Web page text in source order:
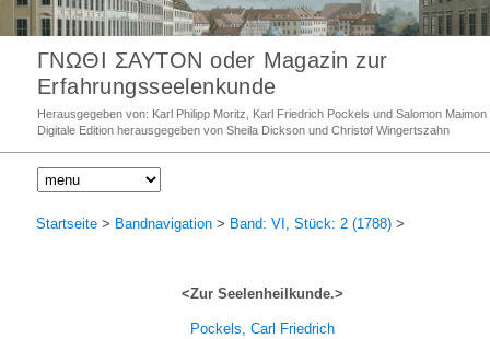
ΓΝΩΘΙ ΣΑΥΤΟΝ oder Magazin zur
Erfahrungsseelenkunde
Herausgegeben von: Karl Philipp Moritz, Karl Friedrich Pockels und Salomon Maimon
Digitale Edition herausgegeben von Sheila Dickson und Christof Wingertszahn
Startseite > Bandnavigation > Band: VI, Stück: 2 (1788) >
<Zur Seelenheilkunde.>
Pockels, Carl Friedrich